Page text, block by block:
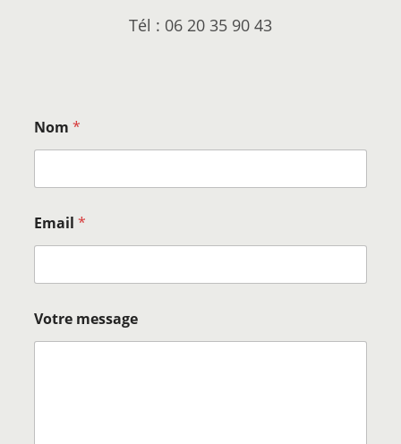
Tél : 06 20 35 90 43
Nom*
Email*
Votre message